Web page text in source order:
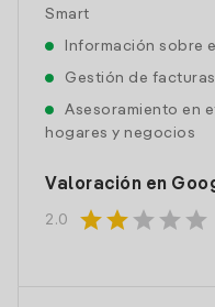
Smart
Información sobre
Gestión de
Asesoramiento en
hogares y negocios
Valoración en
2.0 starstar star star star